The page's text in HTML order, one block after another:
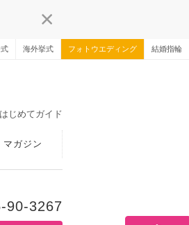
海外挙式 フォトウエディング 結婚指輪
はじめてガイド
ガジン
90-3267